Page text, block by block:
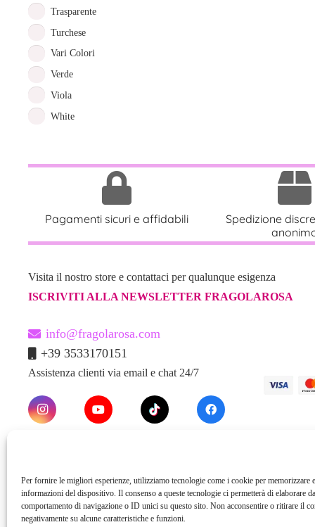
Per fornire le migliori esperienze, utilizziamo tecnologie come i cookie per memorizzare
informazioni del dispositivo. Il consenso a queste tecnologie ci permetterà di elaborare
comportamento di navigazione o ID unici su questo sito. Non acconsentire o ritirare il
negativamente su alcune caratteristiche e funzioni.
Trasparente
Turchese
Vari Colori
Verde
Viola
White
Pagamenti sicuri e affidabili
Spedizione
Visita il nostro store e contattaci per qualunque esigenza
ISCRIVITI ALLA NEWSLETTER FRAGOLAROSA
info@fragolarosa.com
+39 3533170151
Assistenza clienti via email e chat 24/7